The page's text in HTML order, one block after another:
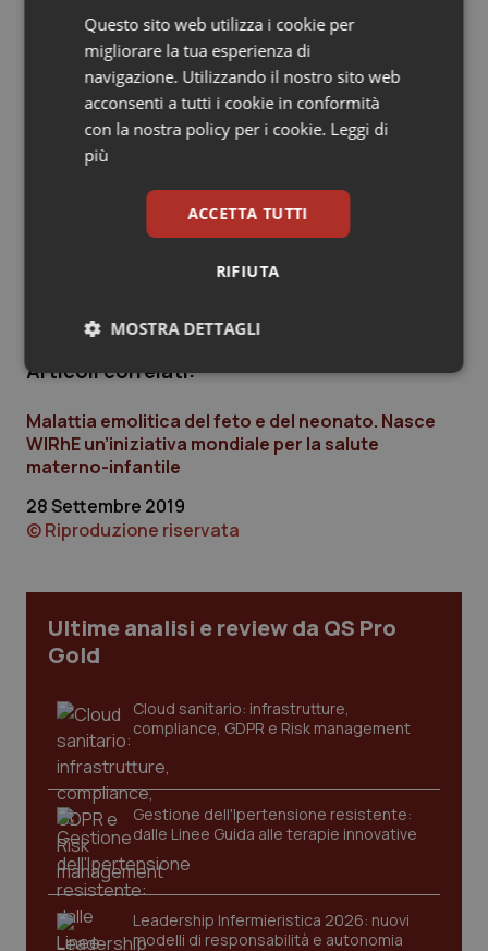
Salute orale & impianti
Sangue & coagulazione
Tiroide
Tumore al seno
Ulcera & Reflusso
Vaccini
Assolutamente sì. Abbiamo iniziato la produzione di
immunoglobulina anti D in maniera dedicata nel nostro
stabilimento negli Stati Uniti, questo perché secondo
uno studio c’è un gap di un milione di dosi tra quelle che
sono le necessità e quella che è l’attuale distribuzione.
La maggiore disponibilità di farmaco è una delle chiavi
aumentare la consapevolezza della sua esistenza. Per
questo stiamo creando un sito web dedicato alla
esclusivamente alle donne.
Articoli correlati:
Malattia emolitica del feto e del neonato. Nasce
WIRhE un’iniziativa mondiale per la salute
materno-infantile
28 Settembre 2019
© Riproduzione riservata
Ultime analisi e review da QS Pro
Gold
Cloud sanitario: infrastrutture,
compliance, GDPR e Risk management
Gestione dell'Ipertensione resistente:
dalle Linee Guida alle terapie innovative
Leadership Infermieristica 2026: nuovi
modelli di responsabilità e autonomia
Questo sito web utilizza i cookie per
migliorare la tua esperienza di
navigazione. Utilizzando il nostro sito web
acconsenti a tutti i cookie in conformità
con la nostra policy per i cookie. Leggi di
più
ACCETTA TUTTI
RIFIUTA
MOSTRA DETTAGLI
Necessari Statistici Marketing
Necessari Statistici
protette del sito. Il sito web non è in grado di
funzionare correttamente senza questi cookie.
VISITOR_PRIVACY_METADATA
YouTube
.youtube.com